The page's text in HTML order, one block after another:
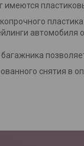
имеются
автомобиля
снятия в